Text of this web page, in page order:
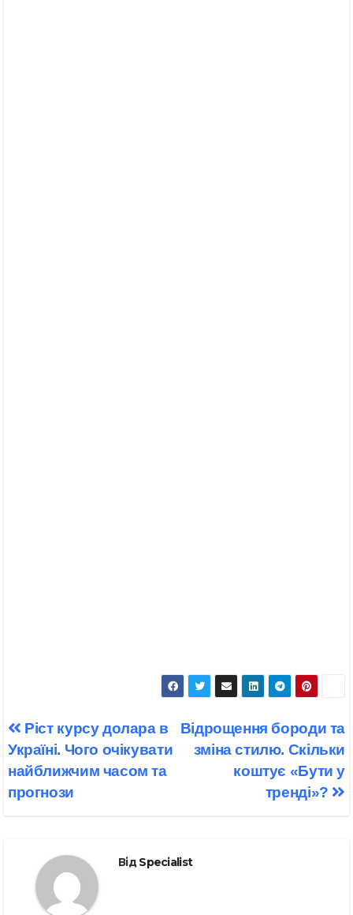
Навігація
записів
Відрощення бороди та
зміна стилю. Скільки
коштує «Бути у
тренді»?
Ріст курсу долара в
Україні. Чого очікувати
найближчим часом та
прогнози
ВідSpecialist